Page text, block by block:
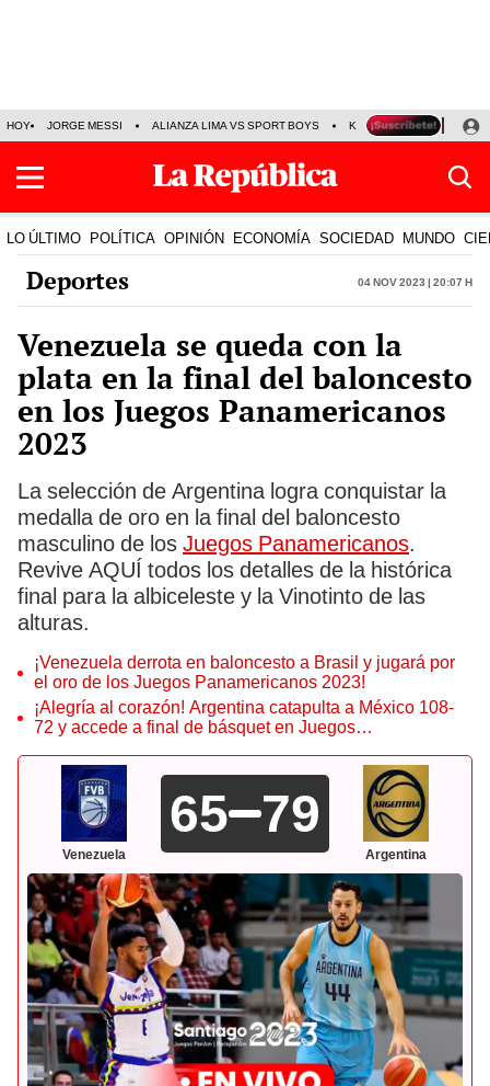
HOY JORGE MESSI ALIANZA LIMA VS SPORT BOYS KENJI FUJIMORI
LO ÚLTIMO POLÍTICA OPINIÓN ECONOMÍA SOCIEDAD MUNDO
Deportes 04 Nov 2023 | 20:07 h
Venezuela se queda con la
plata en la final del baloncesto
en los Juegos Panamericanos
2023
La selección de Argentina logra conquistar la
medalla de oro en la final del baloncesto
masculino de los Juegos Panamericanos.
Revive AQUÍ todos los detalles de la histórica
final para la albiceleste y la Vinotinto de las
alturas.
¡Venezuela derrota en baloncesto a Brasil y jugará por
el oro de los Juegos Panamericanos 2023!
¡Alegría al corazón! Argentina catapulta a México 108-
72 y accede a final de básquet en Juegos
Venezuela
65 79
Argentina